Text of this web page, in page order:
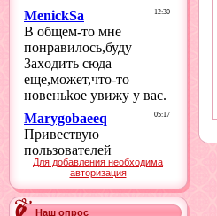
Для добавления необходима
авторизация
Наш опрос